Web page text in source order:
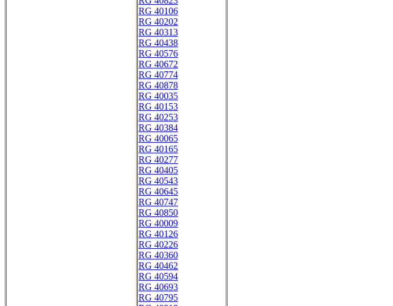
RG 40106
RG 40202
RG 40313
RG 40438
RG 40576
RG 40672
RG 40774
RG 40878
RG 40035
RG 40153
RG 40253
RG 40384
RG 40065
RG 40165
RG 40277
RG 40405
RG 40543
RG 40645
RG 40747
RG 40850
RG 40009
RG 40126
RG 40226
RG 40360
RG 40462
RG 40594
RG 40693
RG 40795